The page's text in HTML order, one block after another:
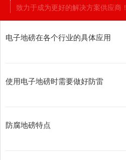
致力于成为更好的解决方案供应商！
电子地磅在各个行业的具体应用
使用电子地磅时需要做好防雷
防腐地磅特点